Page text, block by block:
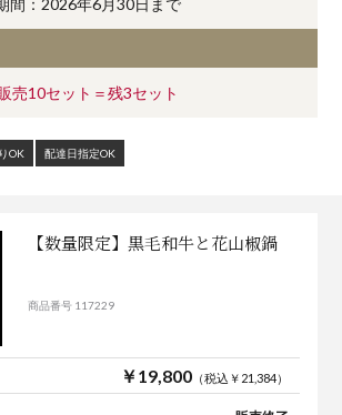
間：2026年6月30日まで
売10セット＝残3セット
OK 配達日指定OK
【数量限定】黒毛和牛と花山椒鍋
商品番号 117229
￥19,800（税込￥21,384）